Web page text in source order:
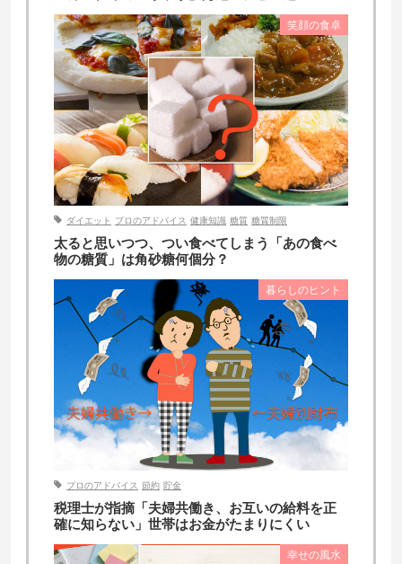
笑顔の食卓
ダイエット プロのアドバイス 健康知識 糖質 糖質制限
太ると思いつつ、つい食べてしまう「あの食べ
物の糖質」は角砂糖何個分？
暮らしのヒント
プロのアドバイス 節約 貯金
税理士が指摘「夫婦共働き、お互いの給料を正
確に知らない」世帯はお金がたまりにくい
幸せの風水